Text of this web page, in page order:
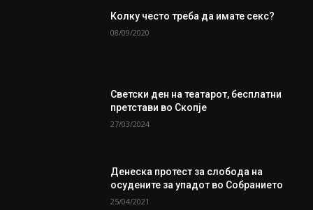
Колку често треба да имате секс?
08/09/2020
Светски ден на театарот, бесплатни
претстави во Скопје
27/03/2024
Денеска протест за слобода на
осудените за упадот во Собранието
25/04/2021